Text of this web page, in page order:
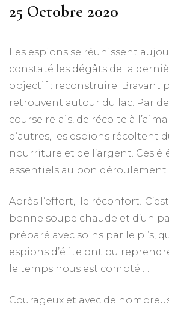
25 Octobre 2020
Les espions se réunissent
constaté les dégâts de la
objectif : reconstruire. Bravant
retrouvent autour du lac. Par
course relais, de récolte à
d’autres, les espions récoltent
nourriture et de l’argent. Ces
essentiels au bon déroulement
Après l’effort, le réconfort!
bonne soupe chaude et d’un
préparé avec soins par le pi’s,
espions d’élite ont pu
le temps nous est compté …
Courageux et avec de